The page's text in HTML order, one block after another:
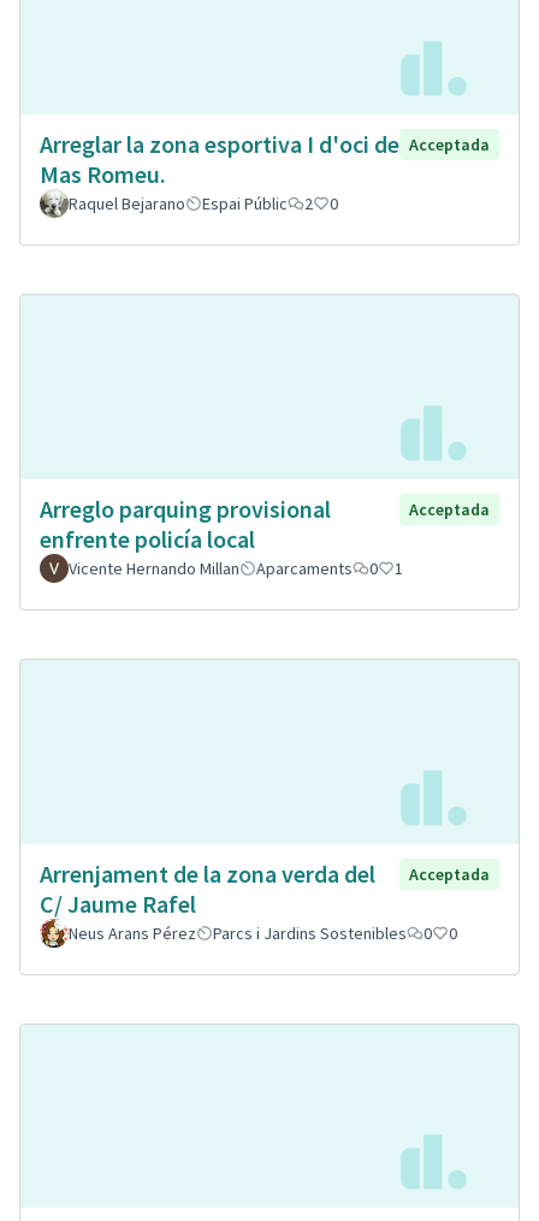
Arreglar la zona esportiva I d'oci de
Mas Romeu.
Acceptada
Raquel Bejarano Espai Públic 2 0
Arreglo parquing provisional
enfrente policía local
Acceptada
Vicente Hernando Millan Aparcaments 0 1
Arrenjament de la zona verda del
C/ Jaume Rafel
Acceptada
Neus Arans Pérez Parcs i Jardins Sostenibles 0 0